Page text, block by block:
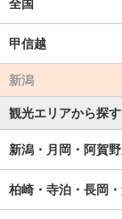
全国
甲信越
新潟
観光エリアから探す
新潟・月岡・阿賀野
柏崎・寺泊・長岡・